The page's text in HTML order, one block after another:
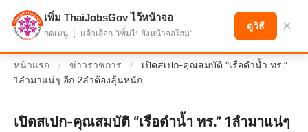
แบ่งปันโอกาส เพื่ออนาคตที่ก้าวหน้า
หน้าแรก / ข่าวราชการ /
เปิดสเปก-คุณสมบัติ “เรือดำน้ำ ทร.”
1ลำมาแน่ๆ อีก 2ลำต้องลุ้นหนัก
เปิดสเปก-คุณสมบัติ “เรือดำน้ำ ทร.” 1ลำมาแน่ๆ
เพิ่ม ThaiJobsGov ไว้หน้าจอ
กดเมนู ⋮ แล้วเลือก "เพิ่มไปยังหน้าจอโฮม"
ดูวิธี ×